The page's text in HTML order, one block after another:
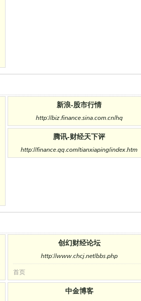
新浪-股市行情
http://biz.finance.sina.com.cn/hq
腾讯-财经天下评
http://finance.qq.com/tianxiaping/index.htm
创幻财经论坛
http://www.chcj.net/bbs.php
首页
中金博客